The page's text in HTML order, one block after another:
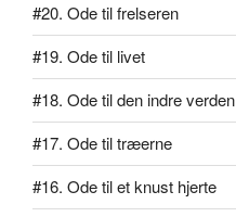
#20. Ode til frelseren
#19. Ode til livet
#18. Ode til den indre verden
#17. Ode til træerne
#16. Ode til et knust hjerte